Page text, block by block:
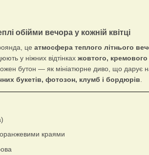
обійми вечора у кожній квітці
це атмосфера теплого літнього
у ніжних відтінках жовтого,
бутон — як мініатюрне диво, що дарує
букетів, фотозон, клумб і бордюрів
краями